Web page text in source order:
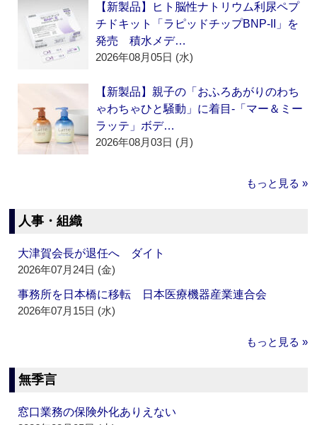
【新製品】ヒト脳性ナトリウム利尿ペプ
チドキット「ラピッドチップBNP-II」を
発売 積水メデ…
2026年08月05日 (水)
【新製品】親子の「おふろあがりのわち
ゃわちゃひと騒動」に着目‐「マー＆ミー
ラッテ」ボデ…
2026年08月03日 (月)
もっと見る »
人事・組織
大津賀会長が退任へ ダイト
2026年07月24日 (金)
事務所を日本橋に移転 日本医療機器産業連合会
2026年07月15日 (水)
もっと見る »
無季言
窓口業務の保険外化ありえない